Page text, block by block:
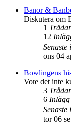
Banor &
Diskutera om
1 Trådar
12
Senaste
ons 04
Bowlingens
Vore det inte
3 Trådar
6 Inlägg
Senaste
tor 06